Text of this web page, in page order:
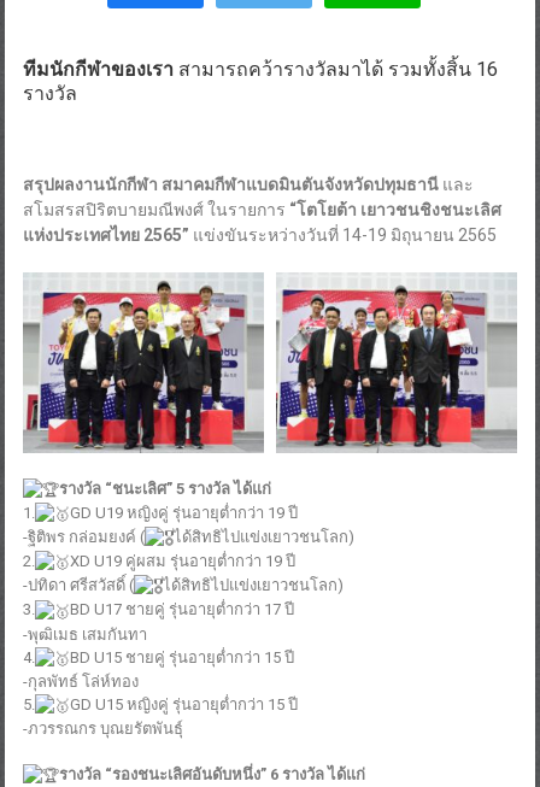
ทีมนักกีฬาของเราสามารถคว้ารางวัลมาได้ รวมทั้งสิ้น 16
รางวัล
สรุปผลงานนักกีฬา สมาคมกีฬาแบดมินตันจังหวัดปทุมธานีและ
สโมสรสปิริตบายมณีพงศ์ ในรายการ “โตโยต้า เยาวชนชิงชนะเลิศ
แห่งประเทศไทย 2565” แข่งขันระหว่างวันที่ 14-19 มิถุนายน 2565
รางวัล “ชนะเลิศ” 5 รางวัล ได้แก่
1.
GD U19 หญิงคู่ รุ่นอายุต่ำกว่า 19 ปี
-ฐิติพร กล่อมยงค์ (
ได้สิทธิไปแข่งเยาวชนโลก)
2.
XD U19 คู่ผสม รุ่นอายุต่ำกว่า 19 ปี
-ปทิดา ศรีสวัสดิ์ (
ได้สิทธิไปแข่งเยาวชนโลก)
3.
BD U17 ชายคู่ รุ่นอายุต่ำกว่า 17 ปี
-พุฒิเมธ เสมกันทา
4.
BD U15 ชายคู่ รุ่นอายุต่ำกว่า 15 ปี
-กุลพัทธ์ โล่ห์ทอง
5.
GD U15 หญิงคู่ รุ่นอายุต่ำกว่า 15 ปี
-ภวรรณกร บุณยรัตพันธุ์
รางวัล “รองชนะเลิศอันดับหนึ่ง” 6 รางวัล ได้แก่